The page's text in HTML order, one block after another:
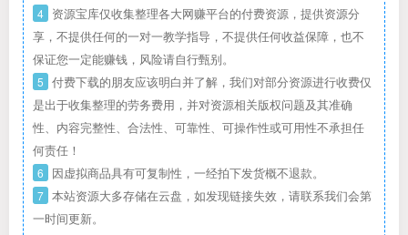
4 资源宝库仅收集整理各大网赚平台的付费资源，提供资源分
享，不提供任何的一对一教学指导，不提供任何收益保障，也不
保证您一定能赚钱，风险请自行甄别。
5 付费下载的朋友应该明白并了解，我们对部分资源进行收费仅
是出于收集整理的劳务费用，并对资源相关版权问题及其准确
性、内容完整性、合法性、可靠性、可操作性或可用性不承担任
何责任！
6 因虚拟商品具有可复制性，一经拍下发货概不退款。
7 本站资源大多存储在云盘，如发现链接失效，请联系我们会第
一时间更新。